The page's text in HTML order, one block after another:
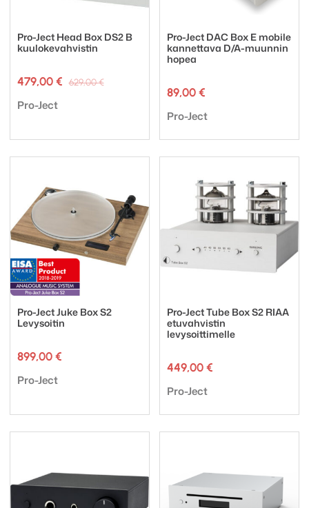
Pro-Ject Head Box DS2 B
kuulokevahvistin
629,00€Alkuperäinen
479,00 €
Nykyinen
Tuotemerkki:
Pro-Ject
Pro-Ject DAC Box E mobile
kannettava D/A-muunnin
hopea
89,00 €
Tuotemerkki:
Pro-Ject
Pro-Ject Juke Box S2
Levysoitin
899,00 €
Tuotemerkki:
Pro-Ject
Pro-Ject Tube Box S2 RIAA
etuvahvistin
levysoittimelle
449,00 €
Tuotemerkki:
Pro-Ject